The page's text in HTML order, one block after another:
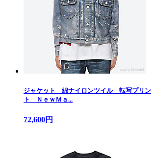
ジャケット 綿ナイロンツイル 転写プリン
ト ＮｅｗＭａ...
72,600円